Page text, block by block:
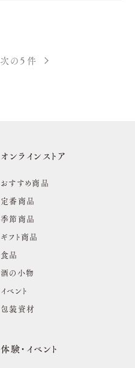
次の５件
オンラインストア
おすすめ商品
定番商品
季節商品
ギフト商品
食品
酒の小物
イベント
包装資材
体験・イベント